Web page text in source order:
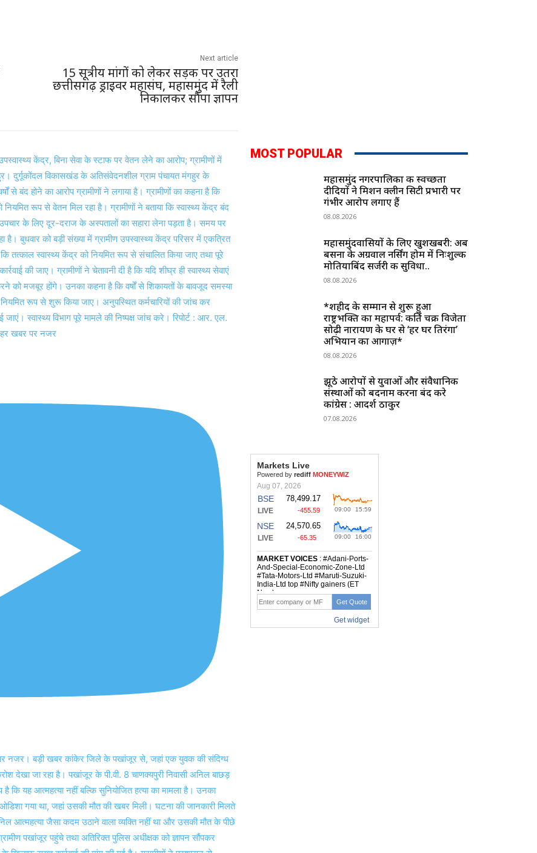
Next article
15 सूत्रीय मांगों को लेकर सड़क पर उतरा
छत्तीसगढ़ ड्राइवर महासंघ, महासमुंद में रैली
निकालकर सौंपा ज्ञापन
MOST POPULAR
महासमुंद नगरपालिका की स्वच्छता
दीदियों ने मिशन क्लीन सिटी प्रभारी पर
गंभीर आरोप लगाए हैं
08.08.2026
महासमुंदवासियों के लिए खुशखबरी: अब
बसना के अग्रवाल नर्सिंग होम में निःशुल्क
मोतियाबिंद सर्जरी की सुविधा..
08.08.2026
*शहीद के सम्मान से शुरू हुआ
राष्ट्रभक्ति का महापर्व: कीर्ति चक्र विजेता
सोढ़ी नारायण के घर से ‘हर घर तिरंगा’
अभियान का आगाज़*
08.08.2026
झूठे आरोपों से युवाओं और संवैधानिक
संस्थाओं को बदनाम करना बंद करे
कांग्रेस : आदर्श ठाकुर
07.08.2026